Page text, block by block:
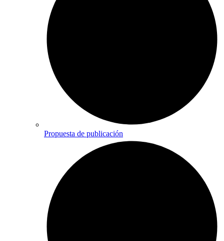
Propuesta de publicación